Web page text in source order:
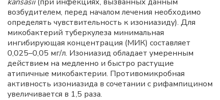
возбудителем, перед началом лечения необходимо
определять чувствительность к изониазиду). Для
микобактерий туберкулеза минимальная
ингибирующая концентрация (МИК) составляет
0,025–0,05 мг/л. Изониазид обладает умеренным
действием на медленно и быстро растущие
атипичные микобактерии. Противомикробная
активность изониазида в сочетании с рифампицином
увеличивается в 1,5 раза.